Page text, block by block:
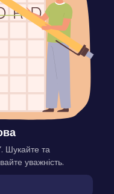
Шукайте та
уважність.